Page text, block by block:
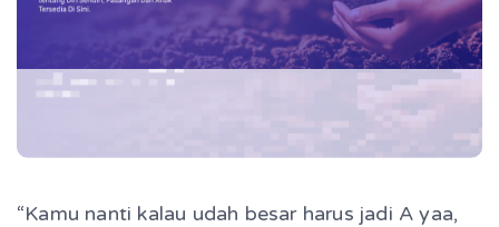
“Kamu nanti kalau udah besar harus jadi A yaa,